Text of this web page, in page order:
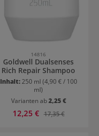
14816
Goldwell Dualsenses
Rich Repair Shampoo
Inhalt:250 ml (4,90 € / 100
ml)
Varianten ab2,25 €
Verkaufspreis:
12,25 € Regulärer Preis:
17,35 €